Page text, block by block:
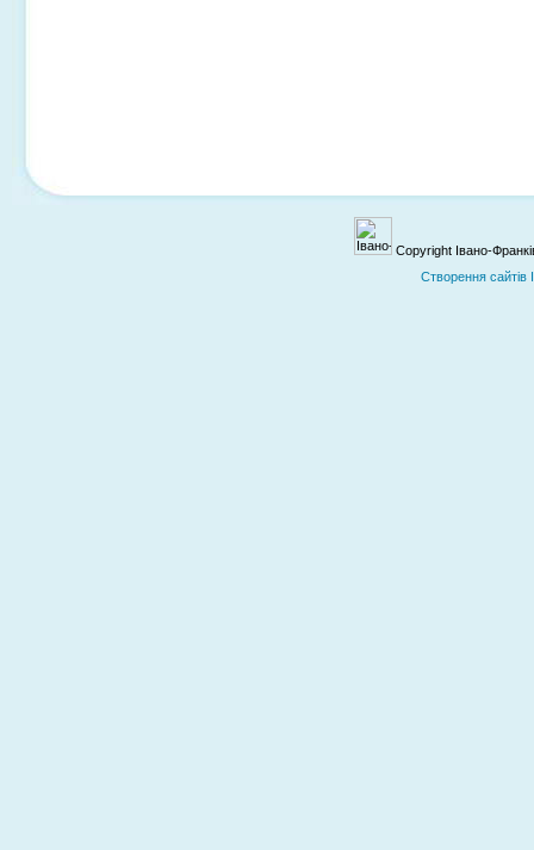
Copyright Івано-
Cтворення сайтів